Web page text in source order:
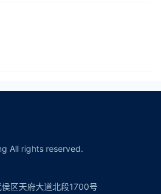
All rights reserved.
区天府大道北段1700号